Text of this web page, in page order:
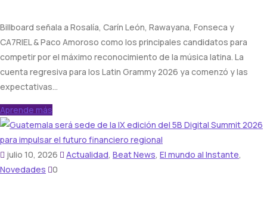
Billboard señala a Rosalía, Carín León, Rawayana, Fonseca y
CA7RIEL & Paco Amoroso como los principales candidatos para
competir por el máximo reconocimiento de la música latina. La
cuenta regresiva para los Latin Grammy 2026 ya comenzó y las
expectativas…
Aprende más
julio 10, 2026 Actualidad, Beat News, El mundo al Instante,
Novedades
0